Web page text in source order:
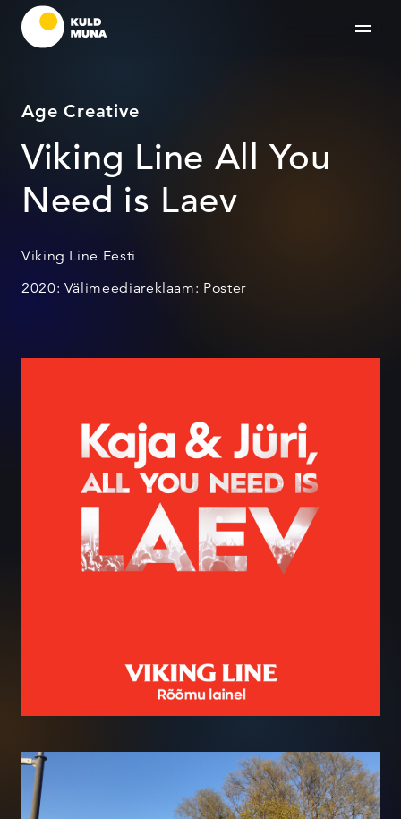
Age Creative
Viking Line All You
Need is Laev
Viking Line Eesti
2020: Välimeediareklaam: Poster